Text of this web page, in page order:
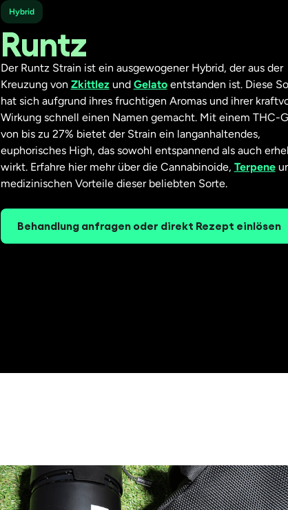
Hybrid
Runtz
Der Runtz Strain ist ein ausgewogener Hybrid, der aus der
Kreuzung von Zkittlezund Gelatoentstanden ist. Diese
hat sich aufgrund ihres fruchtigen Aromas und ihrer
Wirkung schnell einen Namen gemacht. Mit einem THC-
von bis zu 27% bietet der Strain ein langanhaltendes,
euphorisches High, das sowohl entspannend als auch
wirkt. Erfahre hier mehr über die Cannabinoide, Terpene
medizinischen Vorteile dieser beliebten Sorte.
Behandlung anfragen oder direkt Rezept einlösen